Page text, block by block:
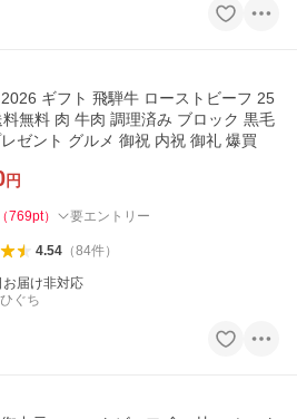
ギフト 飛騨牛 ローストビーフ 25
無料 肉 牛肉 調理済み ブロック 黒毛
ゼント グルメ 御祝 内祝 御礼 爆買
円
（769pt） 要エントリー
4.54（84件）
お届け非対応
ぐち